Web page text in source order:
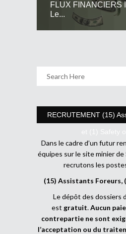
FLUX FINANCIERS
Le...
RECRUTEMENT (15)
et (1) Safety
Dans le cadre d’un futur
équipes sur le site minier de
recrutons les
(15) Assistants Foreurs,
Le dépôt des dossiers
est gratuit.Aucun
contrepartie ne sont
l’acceptation ou du